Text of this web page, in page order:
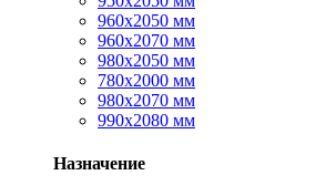
960х2050 мм
960х2070 мм
980х2050 мм
780х2000 мм
980х2070 мм
990х2080 мм
Назначение